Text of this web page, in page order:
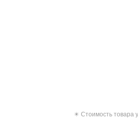
✴️ Стоимость товара